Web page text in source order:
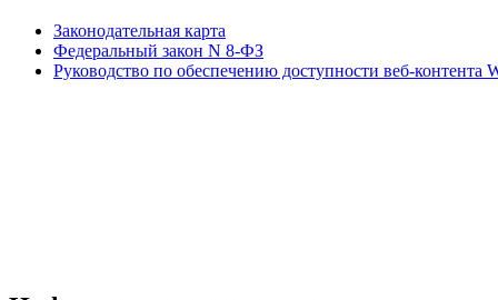
Законодательная карта
Федеральный закон N 8-ФЗ
Руководство по обеспечению доступности веб-контента